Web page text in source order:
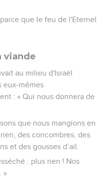
que le feu de l'Eternel
viande
au milieu d'Israël
eux-mêmes
: « Qui nous donnera de
que nous mangions en
des concombres, des
et des gousses d’ail.
: plus rien ! Nos
»